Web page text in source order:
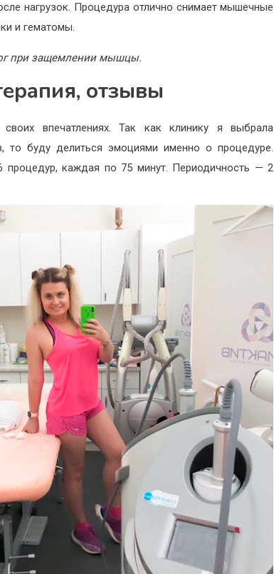
нагрузок. Процедура отлично снимает мышечные
и гематомы.
при защемлении мышцы.
отзывы
впечатлениях. Так как клинику я выбрала
то буду делиться эмоциями именно о процедуре.
процедур, каждая по 75 минут. Периодичность — 2